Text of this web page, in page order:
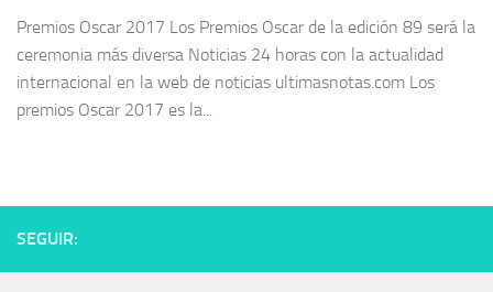
Premios Oscar 2017 Los Premios Oscar de la edición 89 será la
ceremonia más diversa Noticias 24 horas con la actualidad
internacional en la web de noticias ultimasnotas.com Los
premios Oscar 2017 es la...
SEGUIR: